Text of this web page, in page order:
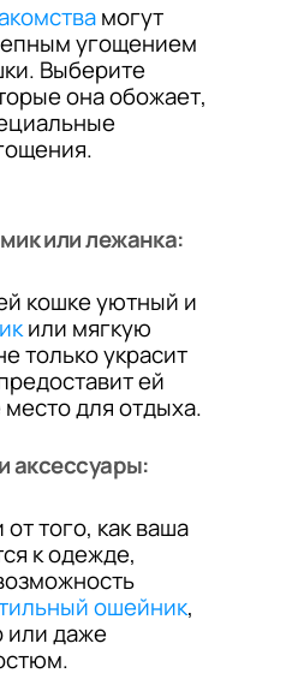
могут
угощением
Выберите
она обожает,
или лежанка:
кошке уютный и
или мягкую
только украсит
ей
для отдыха.
аксессуары:
того, как ваша
к одежде,
ошейник,
или даже